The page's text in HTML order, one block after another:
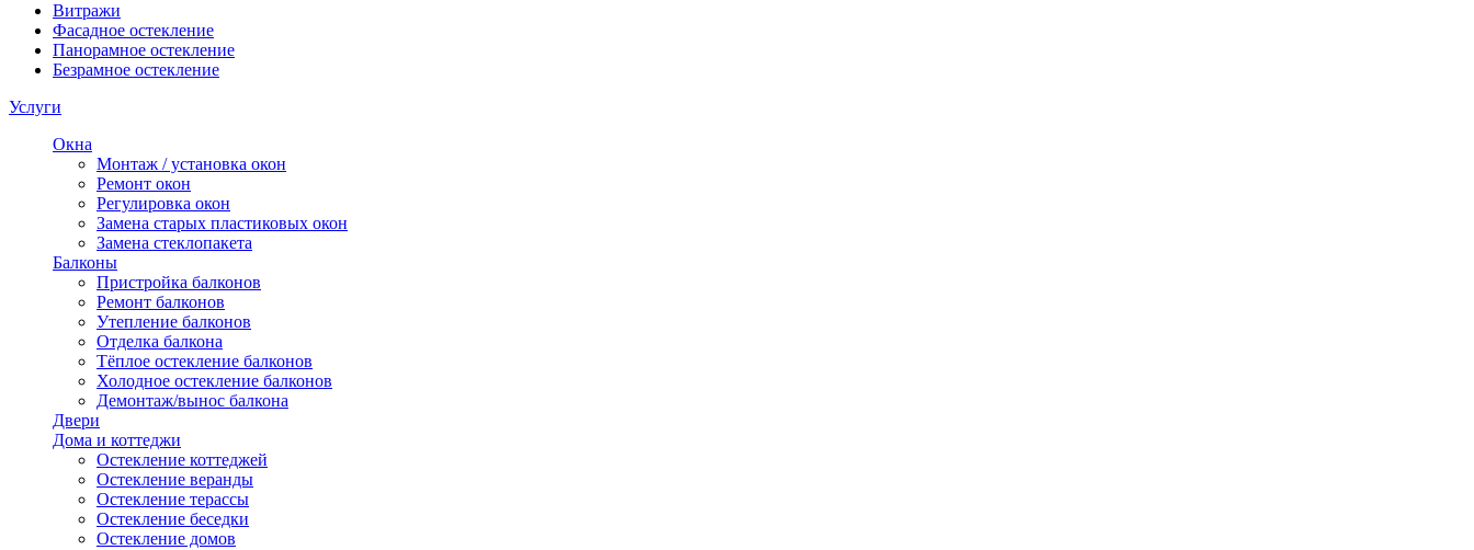
Витражи
Фасадное остекление
Панорамное остекление
Безрамное остекление
Услуги
Окна
Монтаж / установка окон
Ремонт окон
Регулировка окон
Замена старых пластиковых окон
Замена стеклопакета
Балконы
Пристройка балконов
Ремонт балконов
Утепление балконов
Отделка балкона
Тёплое остекление балконов
Холодное остекление балконов
Демонтаж/вынос балкона
Двери
Дома и коттеджи
Остекление коттеджей
Остекление веранды
Остекление терассы
Остекление беседки
Остекление домов